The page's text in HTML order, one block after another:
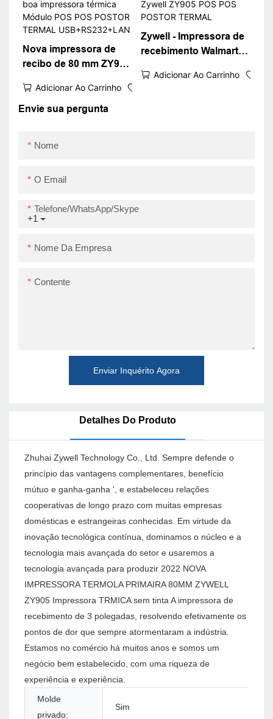
ingressos à prova
d'água USB+LAN
Nova impressora de
recibo de 80 mm ZY905
d'água boa impressora
térmica Módulo POS
Adicionar Ao Carrinho
Zywell - Impressora de
recebimento Walmart
Use Zywell ZY905 POS
Adicionar Ao Carrinho
Envie sua pergunta
Nome
O Email
+1
Telefone/WhatsApp/Skype
Nome Da Empresa
Contente
Enviar Inquérito Agora
Detalhes Do Produto
Zhuhai Zywell Technology Co., Ltd. Sempre defende o
princípio das vantagens complementares, benefício
mútuo e ganha-ganha ', e estabeleceu relações
cooperativas de longo prazo com muitas empresas
domésticas e estrangeiras conhecidas. Em virtude da
inovação tecnológica contínua, dominamos o núcleo e a
tecnologia mais avançada do setor e usaremos a
tecnologia avançada para produzir 2022 NOVA
IMPRESSORA TERMOLA PRIMAIRA 80MM ZYWELL
ZY905 Impressora TRMICA sem tinta A impressora de
recebimento de 3 polegadas, resolvendo efetivamente os
pontos de dor que sempre atormentaram a indústria.
Estamos no comércio há muitos anos e somos um
negócio bem estabelecido, com uma riqueza de
experiência e experiência.
Molde
privado:
Sim